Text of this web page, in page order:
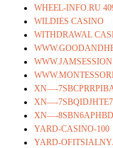
WHEEL-INFO.RU
WILDIES CASINO
WITHDRAWAL
XN—-
XN—-
XN—-
YARD-CASINO-100
YARD-